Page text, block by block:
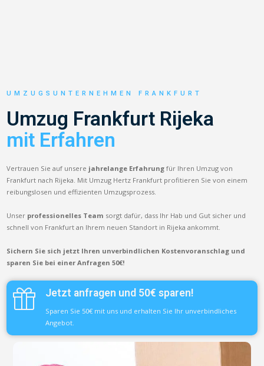
UMZUGSUNTERNEHMEN FRANKFURT
Umzug Frankfurt Rijeka
mit Erfahren
Vertrauen Sie auf unsere jahrelange Erfahrung für Ihren Umzug von
Frankfurt nach Rijeka. Mit Umzug Hertz Frankfurt profitieren Sie von einem
reibungslosen und effizienten Umzugsprozess.
Unser professionelles Team sorgt dafür, dass Ihr Hab und Gut sicher und
schnell von Frankfurt an Ihrem neuen Standort in Rijeka ankommt.
Sichern Sie sich jetzt Ihren unverbindlichen Kostenvoranschlag und
sparen Sie bei einer Anfragen 50€!
Jetzt anfragen und 50€ sparen!
Sparen Sie 50€ mit uns und erhalten Sie Ihr unverbindliches
Angebot.